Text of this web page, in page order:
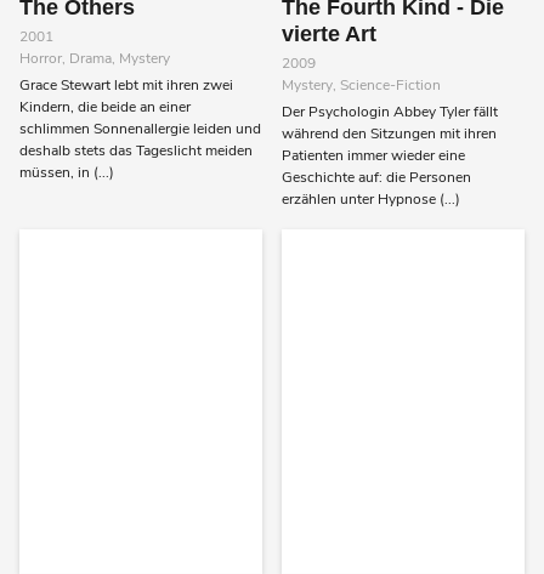
The Others
2001
Horror, Drama, Mystery
Grace Stewart lebt mit ihren zwei
Kindern, die beide an einer
schlimmen Sonnenallergie leiden und
deshalb stets das Tageslicht meiden
müssen, in (...)
The Fourth Kind - Die
vierte Art
2009
Mystery, Science-Fiction
Der Psychologin Abbey Tyler fällt
während den Sitzungen mit ihren
Patienten immer wieder eine
Geschichte auf: die Personen
erzählen unter Hypnose (...)